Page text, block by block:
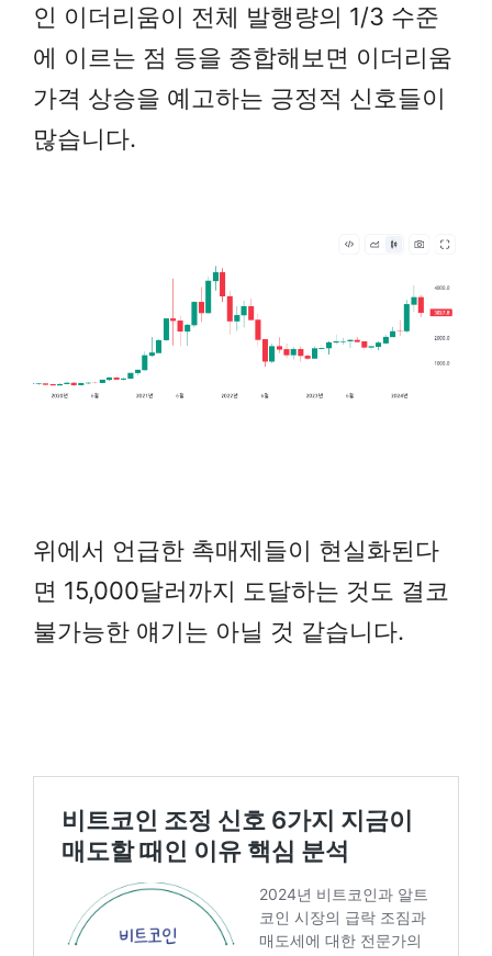
인 이더리움이 전체 발행량의 1/3 수준
에 이르는 점 등을 종합해보면 이더리움
가격 상승을 예고하는 긍정적 신호들이
많습니다.
위에서 언급한 촉매제들이 현실화된다
면 15,000달러까지 도달하는 것도 결코
불가능한 얘기는 아닐 것 같습니다.